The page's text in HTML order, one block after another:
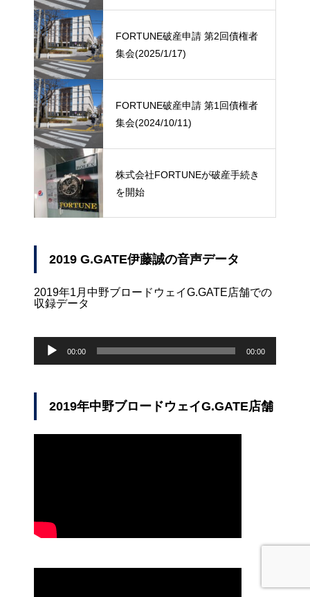
FORTUNE破産申請 第2回債権者
集会(2025/1/17)
FORTUNE破産申請 第1回債権者
集会(2024/10/11)
株式会社FORTUNEが破産手続き
を開始
2019 G.GATE伊藤誠の音声データ
2019年1月中野ブロードウェイG.GATE店舗での
収録データ
プ
00:00 00:00
2019年中野ブロードウェイG.GATE店舗